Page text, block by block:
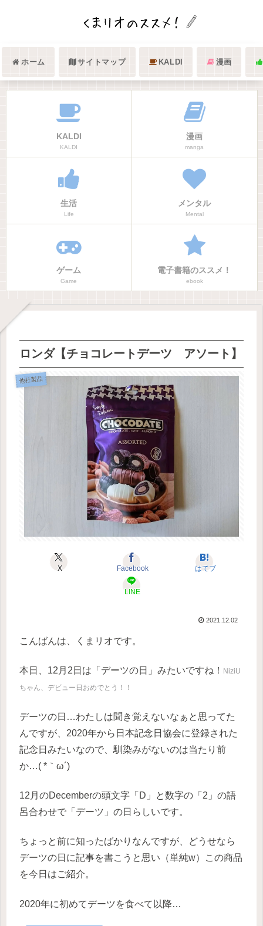
ホーム サイトマップ KALDI 漫画
KALDI
KALDI
漫画
manga
生活
Life
メンタル
Mental
ゲーム
Game
電子書籍のススメ！
ebook
ロンダ【チョコレートデーツ アソート】
他社製品
X Facebook はてブ
LINE
2021.12.02
こんばんは、くまリオです。
本日、12月2日は「デーツの日」みたいですね！
NiziU
ちゃん、デビュー日おめでとう！！
デーツの日…わたしは聞き覚えないなぁと思ってた
んですが、2020年から日本記念日協会に登録された
記念日みたいなので、馴染みがないのは当たり前
か…( *｀ω´)
12月のDecemberの頭文字「D」と数字の「2」の語
呂合わせで「デーツ」の日らしいです。
ちょっと前に知ったばかりなんですが、どうせなら
デーツの日に記事を書こうと思い（単純w）この商品
を今日はご紹介。
2020年に初めてデーツを食べて以降…